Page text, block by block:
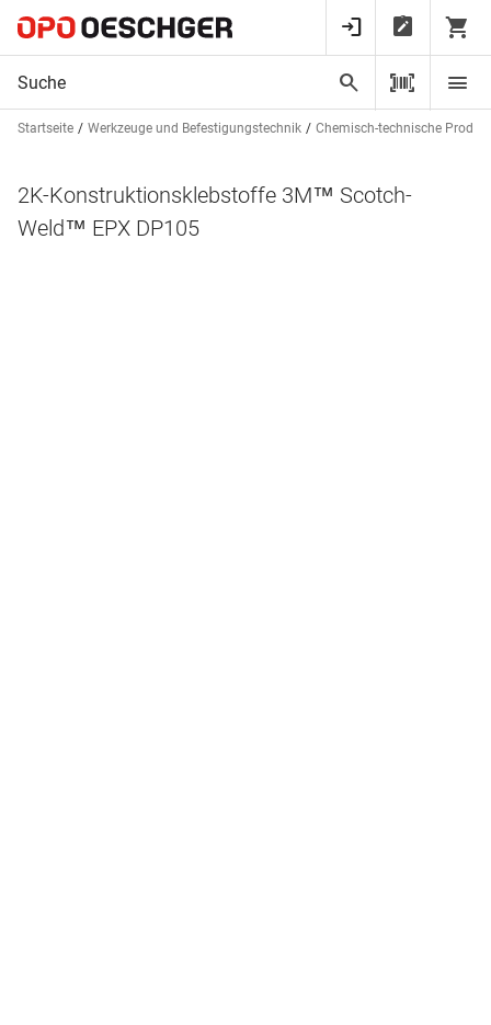
Startseite Werkzeuge und Befestigungstechnik Chemisch-technische
2K-Konstruktionsklebstoffe 3M™ Scotch-
Weld™ EPX DP105